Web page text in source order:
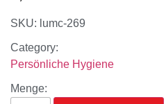
SKU: lumc-269
Category:
Persönliche Hygiene
Menge: